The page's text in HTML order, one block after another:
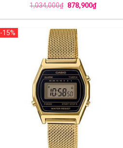
1,034,000₫ 878,900₫
-15%